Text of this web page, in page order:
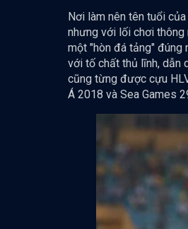
Nơi làm nên tên tuổi
nhưng với lối chơi thông
một "hòn đá tảng" đúng
với tố chất thủ lĩnh, dẫn
cũng từng được cựu
Á 2018 và Sea Games